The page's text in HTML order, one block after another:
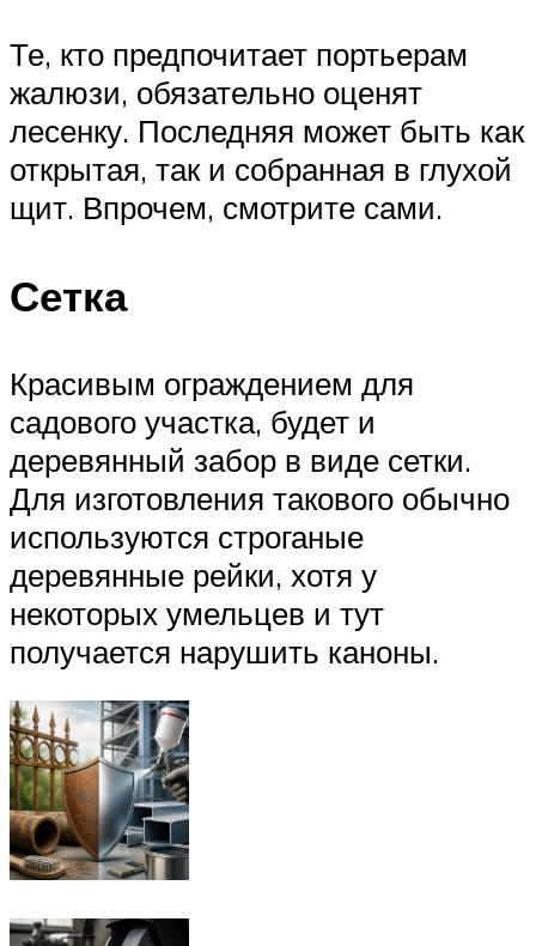
Те, кто предпочитает портьерам
жалюзи, обязательно оценят
лесенку. Последняя может быть как
открытая, так и собранная в глухой
щит. Впрочем, смотрите сами.
Сетка
Красивым ограждением для
садового участка, будет и
деревянный забор в виде сетки.
Для изготовления такового обычно
используются строганые
деревянные рейки, хотя у
некоторых умельцев и тут
получается нарушить каноны.